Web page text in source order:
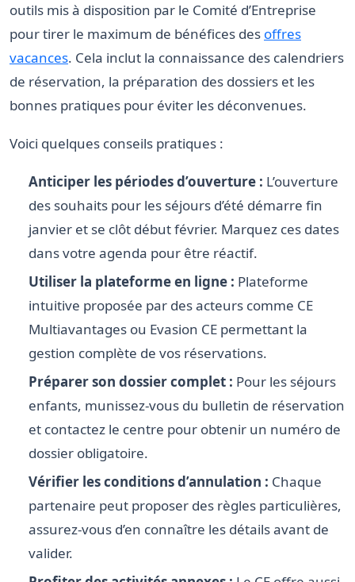
outils mis à disposition par le Comité d’Entreprise
pour tirer le maximum de bénéfices des offres
vacances. Cela inclut la connaissance des calendriers
de réservation, la préparation des dossiers et les
bonnes pratiques pour éviter les déconvenues.
Voici quelques conseils pratiques :
Anticiper les périodes d’ouverture : L’ouverture
des souhaits pour les séjours d’été démarre fin
janvier et se clôt début février. Marquez ces dates
dans votre agenda pour être réactif.
Utiliser la plateforme en ligne : Plateforme
intuitive proposée par des acteurs comme CE
Multiavantages ou Evasion CE permettant la
gestion complète de vos réservations.
Préparer son dossier complet : Pour les séjours
enfants, munissez-vous du bulletin de réservation
et contactez le centre pour obtenir un numéro de
dossier obligatoire.
Vérifier les conditions d’annulation : Chaque
partenaire peut proposer des règles particulières,
assurez-vous d’en connaître les détails avant de
valider.